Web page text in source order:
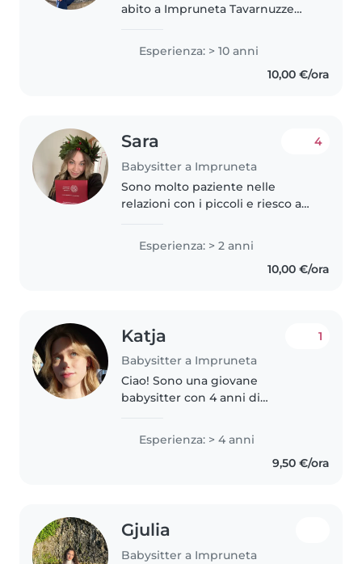
abito a Impruneta Tavarnuzze
entusiasta a immergermi in
nuove avventure. Posso aiutare
con la lettura e i giochi, e sono..
Esperienza: > 10 anni
10,00 €/ora
Sara
Babysitter a Impruneta
4
Sono molto paziente nelle
relazioni con i piccoli e riesco a
flessibile, puntuale e abile
nell'organizzare la giornata in..
Esperienza: > 2 anni
10,00 €/ora
Katja
Babysitter a Impruneta
1
Ciao! Sono una giovane
babysitter con 4 anni di
comprese le esigenze speciali.
Parlo italiano, inglese e
finlandese. Adoro disegnare,
Esperienza: > 4 anni
9,50 €/ora
Gjulia
Babysitter a Impruneta